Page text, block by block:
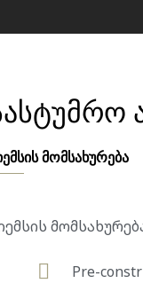
მომსახურება
Pre-